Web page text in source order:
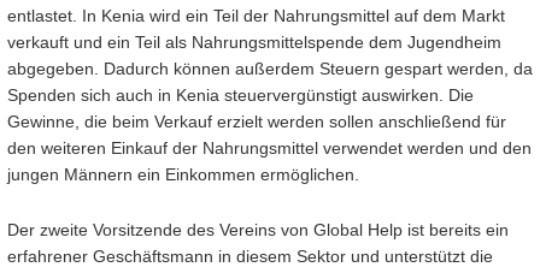
entlastet. In Kenia wird ein Teil der Nahrungsmittel auf dem Markt
verkauft und ein Teil als Nahrungsmittelspende dem Jugendheim
abgegeben. Dadurch können außerdem Steuern gespart werden, da
Spenden sich auch in Kenia steuervergünstigt auswirken. Die
Gewinne, die beim Verkauf erzielt werden sollen anschließend für
den weiteren Einkauf der Nahrungsmittel verwendet werden und den
jungen Männern ein Einkommen ermöglichen.
Der zweite Vorsitzende des Vereins von Global Help ist bereits ein
erfahrener Geschäftsmann in diesem Sektor und unterstützt die